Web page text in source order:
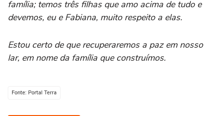
família; temos três filhas que amo acima de tudo e
devemos, eu e Fabiana, muito respeito a elas.
Estou certo de que recuperaremos a paz em nosso
lar, em nome da família que construímos.
Fonte: Portal Terra